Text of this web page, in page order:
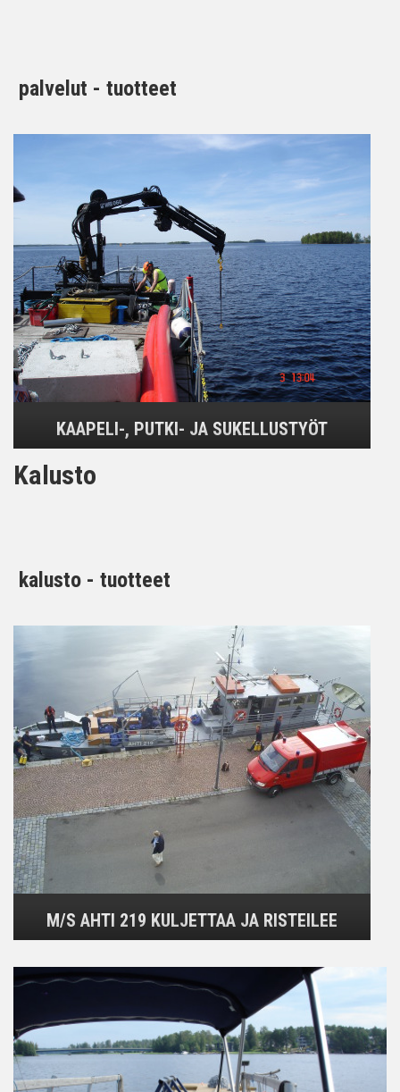
palvelut - tuotteet
KAAPELI-, PUTKI- JA SUKELLUSTYÖT
Kalusto
kalusto - tuotteet
M/S AHTI 219 KULJETTAA JA RISTEILEE